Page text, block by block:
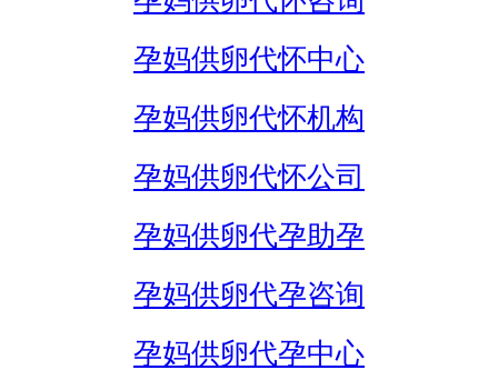
孕妈供卵代怀中心
孕妈供卵代怀机构
孕妈供卵代怀公司
孕妈供卵代孕助孕
孕妈供卵代孕咨询
孕妈供卵代孕中心